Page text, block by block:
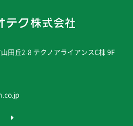
田丘2-8 テクノアライアンスC棟 9F